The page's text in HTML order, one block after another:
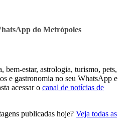
do Metrópoles
bem-estar, astrologia, turismo, pets,
e gastronomia no seu WhatsApp e
acessar o canal de notícias de
publicadas hoje? Veja todas as